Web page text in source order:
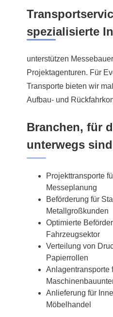
spezialisierte
unterstützen
Projektagenturen. Für
Transporte bieten wir
Aufbau- und
Branchen, für
unterwegs sind
Projekttransporte
Messeplanung
Beförderung für
Metallgroßkunden
Optimierte
Fahrzeugsektor
Verteilung von
Papierrollen
Anlagentransporte
Anlieferung für
Möbelhandel